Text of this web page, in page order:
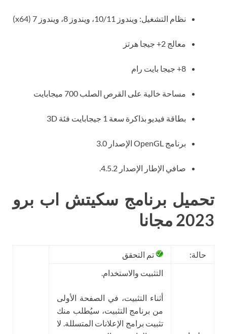
نظام التشغيل: ويندوز 10/11، ويندوز 8، ويندوز 7 (x64)
معالج 2+ جيجا هرتز
8+ جيجا بايت رام
مساحة خالية على القرص الصلب 700 ميجابايت
بطاقة فيديو بذاكرة سعة 1 جيجابايت فئة 3D
برنامج OpenGL الإصدار 3.0
صافي الإطار الإصدار 4.5.2.
تحميل برنامج سكيتش اب برو
2023 مجانا
حالة: تم التحقق
التثبيت والاستخدام.
أثناء التثبيت، في الصفحة الأولى
من برنامج التثبيت، سيُطلب منك
تثبيت برامج الإعلانات المتسللة. لا